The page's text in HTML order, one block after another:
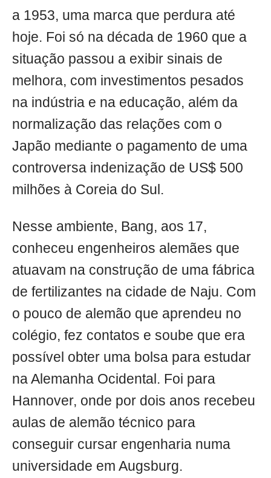
a 1953, uma marca que perdura até
hoje. Foi só na década de 1960 que a
situação passou a exibir sinais de
melhora, com investimentos pesados
na indústria e na educação, além da
normalização das relações com o
Japão mediante o pagamento de uma
controversa indenização de US$ 500
milhões à Coreia do Sul.
Nesse ambiente, Bang, aos 17,
conheceu engenheiros alemães que
atuavam na construção de uma fábrica
de fertilizantes na cidade de Naju. Com
o pouco de alemão que aprendeu no
colégio, fez contatos e soube que era
possível obter uma bolsa para estudar
na Alemanha Ocidental. Foi para
Hannover, onde por dois anos recebeu
aulas de alemão técnico para
conseguir cursar engenharia numa
universidade em Augsburg.